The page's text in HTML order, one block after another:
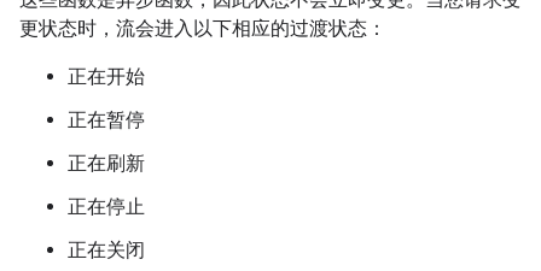
更状态时，流会进入以下相应的过渡状态：
正在开始
正在暂停
正在刷新
正在停止
正在关闭